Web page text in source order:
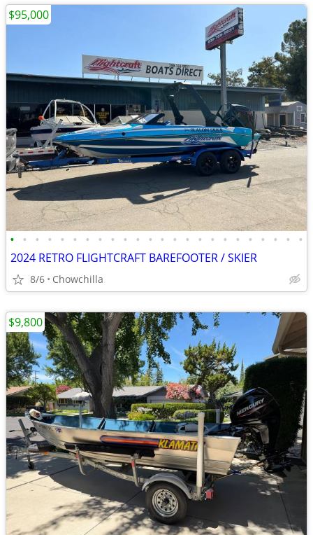
• • • • • • • • • • • • • • • • • • • • • • • •
2024 RETRO FLIGHTCRAFT BAREFOOTER / SKIER
8/6 Chowchilla
$95,000
$9,800